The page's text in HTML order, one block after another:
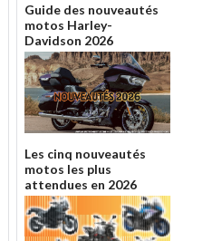
Guide des nouveautés
motos Harley-
Davidson 2026
Les cinq nouveautés
motos les plus
attendues en 2026